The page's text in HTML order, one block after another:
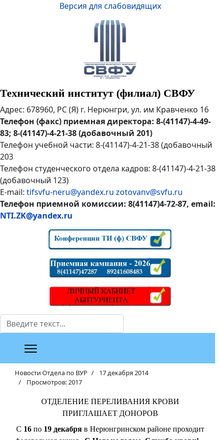
Версия для слабовидящих
Технический институт (филиал) СВФУ
Адрес: 678960, РС (Я) г. Нерюнгри, ул. им Кравченко 16
Телефон (факс) приемная директора: 8-(41147)-4-49-
83; 8-(41147)-4-21-38 (добавочный 201)
Телефон учебной части: 8-(41147)-4-21-38 (добавочный
203
Телефон студенческого отдела кадров: 8-(41147)-4-21-38
(добавочный 123)
E-mail: tifsvfu-neru@yandex.ru zotovanv@svfu.ru
Телефон приемной комиссии: 8(41147)4-72-87, email:
NTI.ZK@yandex.ru
Поиск
Новости Отдела по ВУР
17 декабря 2014
Просмотров: 2017
ОТДЕЛЕНИЕ ПЕРЕЛИВАНИЯ КРОВИ
ПРИГЛАШАЕТ ДОНОРОВ
С 16по 19 декабряв Нерюнгринском районе проходит